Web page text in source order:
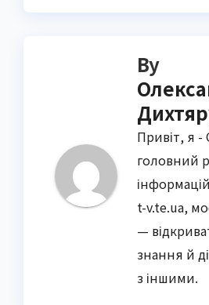
By
Привіт, я -
головний
t-v.te.ua,
—
знання й
з іншими.